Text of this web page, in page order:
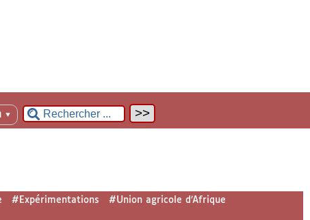
▼
#Expérimentations
#Union agricole d’Afrique